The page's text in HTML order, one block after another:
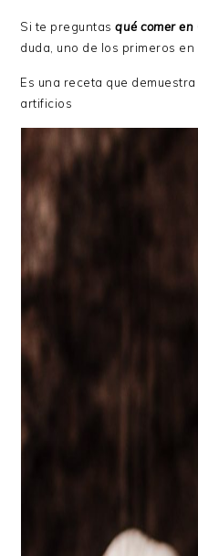
Si te preguntasqué comer en
duda, uno de los primeros en
Es una receta que
artificios